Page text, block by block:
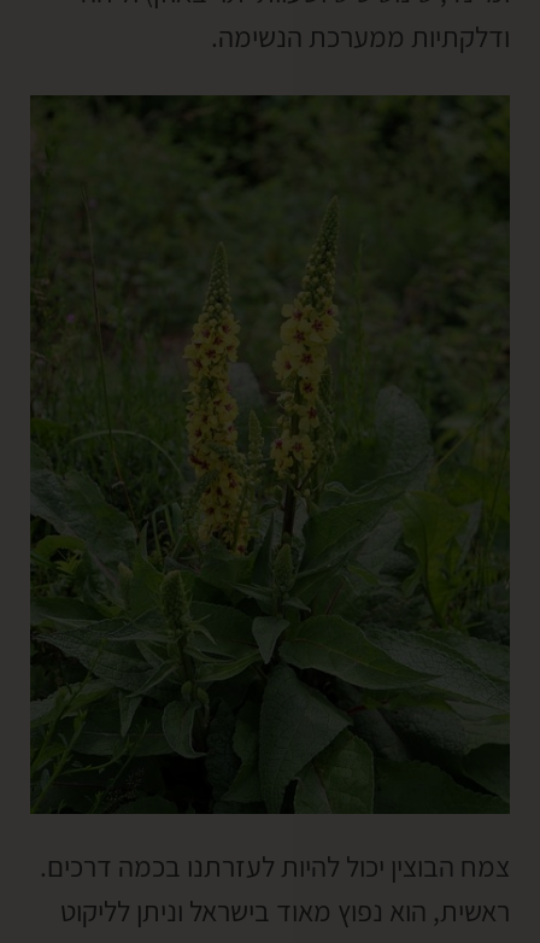
ודלקתיות ממערכת הנשימה.
צמח הבוצין יכול להיות לעזרתנו בכמה דרכים.
ראשית, הוא נפוץ מאוד בישראל וניתן לליקוט